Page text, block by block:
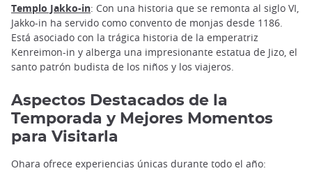
Templo Jakko-in: Con una historia que se remonta al siglo VI,
Jakko-in ha servido como convento de monjas desde 1186.
Está asociado con la trágica historia de la emperatriz
Kenreimon-in y alberga una impresionante estatua de Jizo, el
santo patrón budista de los niños y los viajeros.
Aspectos Destacados de la
Temporada y Mejores Momentos
para Visitarla
Ohara ofrece experiencias únicas durante todo el año: